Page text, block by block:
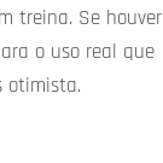
treina. Se houver
o uso real que
otimista.